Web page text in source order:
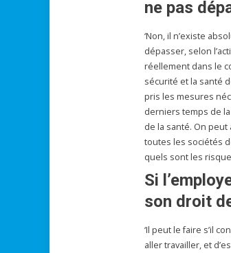
ne pas
‘Non, il n’existe
dépasser, selon
réellement dans le
sécurité et la santé
pris les mesures
derniers temps de
de la santé. On
toutes les sociétés
quels sont les
Si
son droit
‘Il peut le faire s’il
aller travailler, et